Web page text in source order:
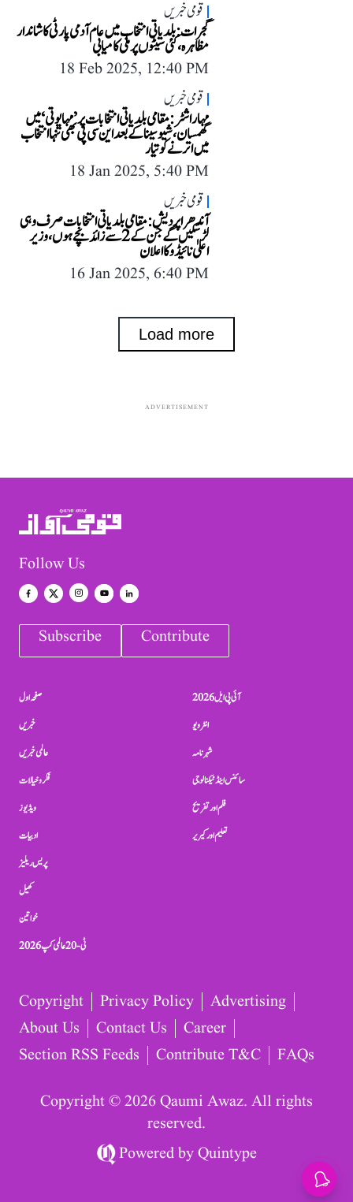
قومی خبریں
گجرات: بلدیاتی انتخاب میں عام آدمی پارٹی کا شاندار
مظاہرہ، کئی سیٹوں پر ملی کامیابی
18 Feb 2025, 12:40 PM
قومی خبریں
مہاراشٹر: مقامی بلدیاتی انتخابات پر ’مہایوتی‘ میں
گھمسان، شیوسینا کے بعد این سی پی بھی تنہا انتخاب
میں اترنے کو تیار
18 Jan 2025, 5:40 PM
قومی خبریں
آندھرا پردیش: مقامی بلدیاتی انتخابات صرف وہی
لڑ سکیں گے جن کے 2 سے زائد بچے ہوں، وزیر
اعلیٰ نائیڈو کا اعلان
16 Jan 2025, 6:40 PM
Load more
ADVERTISEMENT
Follow Us
Subscribe Contribute
صفحہ اول
خبریں
عالمی خبریں
فکر و خیالات
ویڈیوز
ادبیات
پریس ریلیز
کھیل
خواتین
ٹی-20 عالمی کپ 2026
آئی پی ایل 2026
انٹرویو
شہرنامہ
سائنس اینڈ ٹیکنالوجی
فلم اور تفریح
تعلیم اور کیریر
Copyright Privacy Policy
Advertising
About Us
Contact Us
Career
Section RSS Feeds
Contribute T&C FAQs
Copyright © 2026 Qaumi Awaz. All rights
reserved.
Powered byQuintype